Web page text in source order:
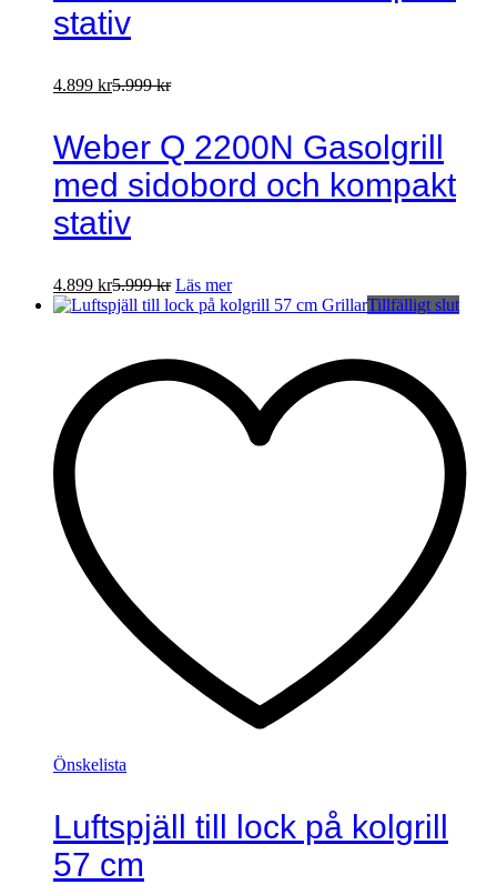
stativ
4.899 kr5.999kr
Weber Q 2200N Gasolgrill
med sidobord och kompakt
stativ
4.899 kr5.999kr Läs mer
Tillfälligt slut
Önskelista
Luftspjäll till lock på kolgrill
57 cm